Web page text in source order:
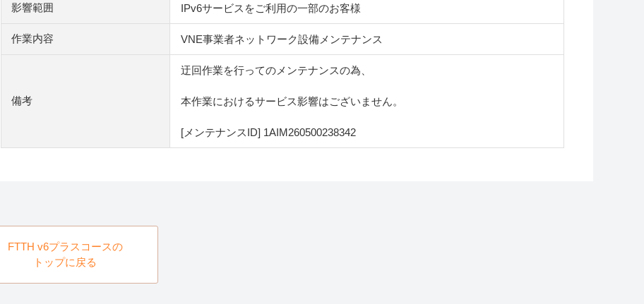
影響範囲 IPv6サービスをご利用の一部のお客様
作業内容 VNE事業者ネットワーク設備メンテナンス
備考
迂回作業を行ってのメンテナンスの為、
本作業におけるサービス影響はございません。
[メンテナンスID] 1AIM260500238342
FTTH v6プラスコースの
トップに戻る